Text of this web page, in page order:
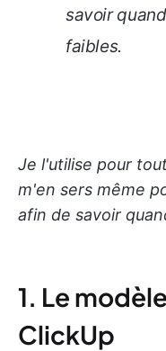
savoir
faibles.
Je l'utilise pour
m'en sers même
afin de savoir
1. Le
ClickUp